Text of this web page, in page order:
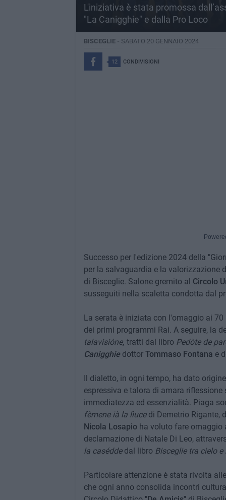
L'iniziativa è stata promossa
"La Canigghie" e dalla Pro Loco
BISCEGLIE - SABATO 20 GENNAIO 2024
12 CONDIVISIONI
Successo per l'edizione 2024 della
per la salvaguardia e la valorizzazione
di Bisceglie. Salone gremito al Circolo
susseguiti nella scaletta condotta dal
La serata è iniziata con l'omaggio ai
dei primi programmi Rai. A seguire, la
talavisióne, tratti dal libro Pedòte de
Canigghie dottor Tommaso Fontana e
Il dialetto, in ogni tempo, ha dato
espressiva e talora di amara
immediatezza ed essenzialità. Piaga
fèmene ià la lìuce di Demetrio Rigante,
Nicola Losapioha voluto fare omaggio
declamazione di Natale Di Leo,
la caséddedal libro Bisceglie tra cielo e
Particolare attenzione è stata rivolta
che ogni anno consolida incontri